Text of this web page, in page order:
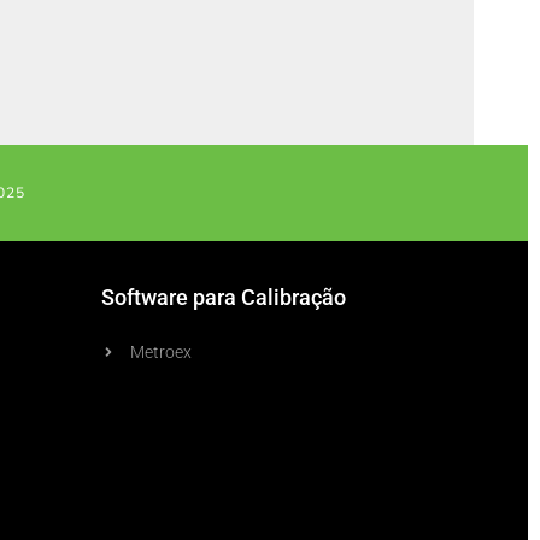
Software para Calibração
Metroex